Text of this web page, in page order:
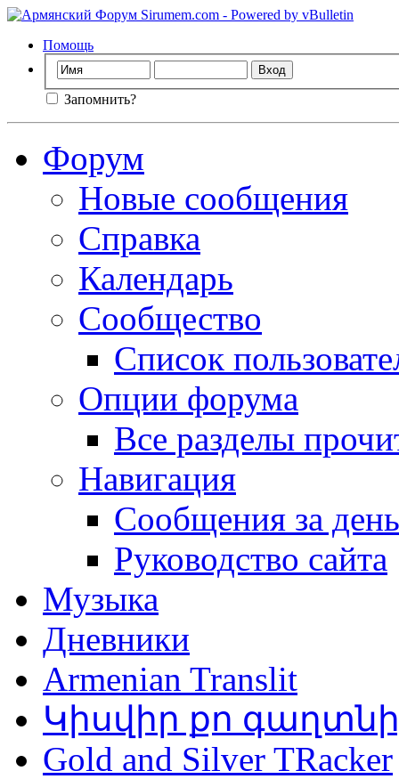
Помощь
Запомнить?
Форум
Новые сообщения
Справка
Календарь
Сообщество
Список
Опции форума
Все разделы
Навигация
Сообщения за день
Руководство сайта
Музыка
Дневники
Armenian Translit
Կիսվիր քո
Gold and Silver TRacker